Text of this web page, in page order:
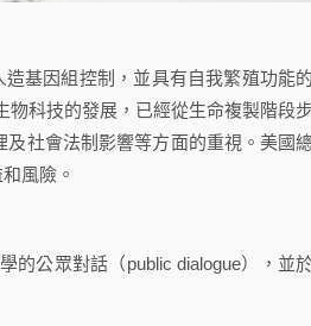
基因組控制，並具有自我繁殖功能
科技的發展，已經從生命複製階段
社會法制影響等方面的重視。美國
風險。
的公眾對話（public dialogue），並